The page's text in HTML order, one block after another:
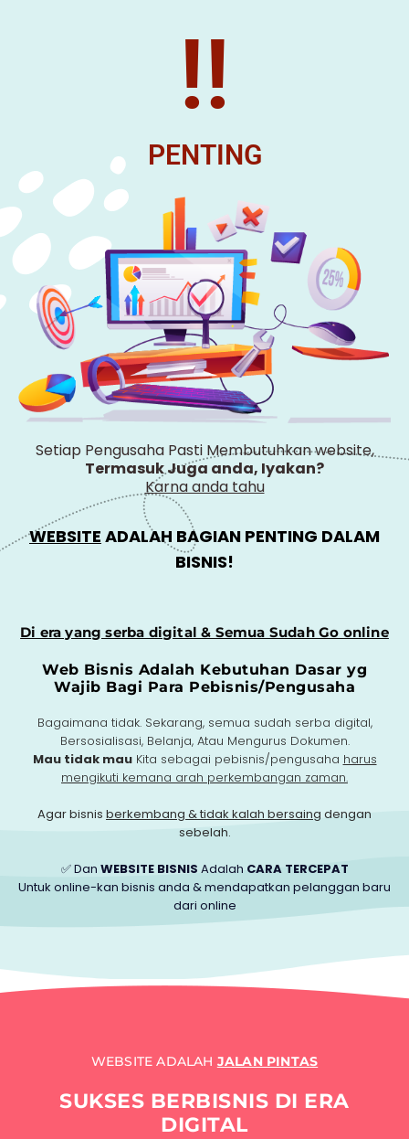
!!
PENTING
Setiap Pengusaha Pasti Membutuhkan website,
Termasuk Juga anda, Iyakan?
Karna anda tahu
WEBSITE ADALAH BAGIAN PENTING DALAM
BISNIS!
Di era yang serba digital & Semua Sudah Go online
Web Bisnis Adalah Kebutuhan Dasar yg
Wajib Bagi Para Pebisnis/Pengusaha
Bagaimana tidak. Sekarang, semua sudah serba digital,
Bersosialisasi, Belanja, Atau Mengurus Dokumen.
Mau tidak mauKita sebagai pebisnis/pengusaha harus
mengikuti kemana arah perkembangan zaman.
Agar bisnis berkembang & tidak kalah bersaing dengan
sebelah.
✅ Dan WEBSITE BISNIS Adalah CARA TERCEPAT
Untuk online-kan bisnis anda & mendapatkan pelanggan baru
dari online
WEBSITE ADALAH JALAN PINTAS
SUKSES BERBISNIS DI ERA
DIGITAL